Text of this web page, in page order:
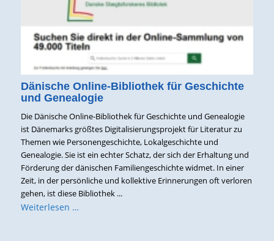
Dänische Online-Bibliothek für Geschichte
und Genealogie
Die Dänische Online-Bibliothek für Geschichte und Genealogie
ist Dänemarks größtes Digitalisierungsprojekt für Literatur zu
Themen wie Personengeschichte, Lokalgeschichte und
Genealogie. Sie ist ein echter Schatz, der sich der Erhaltung und
Förderung der dänischen Familiengeschichte widmet. In einer
Zeit, in der persönliche und kollektive Erinnerungen oft verloren
gehen, ist diese Bibliothek ...
Weiterlesen …